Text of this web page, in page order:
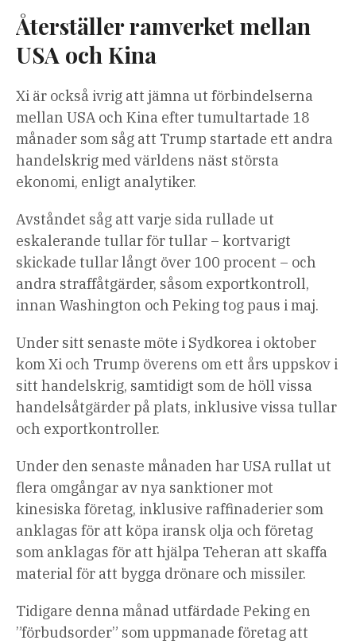
Återställer ramverket mellan
USA och Kina
Xi är också ivrig att jämna ut förbindelserna
mellan USA och Kina efter tumultartade 18
månader som såg att Trump startade ett andra
handelskrig med världens näst största
ekonomi, enligt analytiker.
Avståndet såg att varje sida rullade ut
eskalerande tullar för tullar – kortvarigt
skickade tullar långt över 100 procent – ​​och
andra straffåtgärder, såsom exportkontroll,
innan Washington och Peking tog paus i maj.
Under sitt senaste möte i Sydkorea i oktober
kom Xi och Trump överens om ett års uppskov i
sitt handelskrig, samtidigt som de höll vissa
handelsåtgärder på plats, inklusive vissa tullar
och exportkontroller.
Under den senaste månaden har USA rullat ut
flera omgångar av nya sanktioner mot
kinesiska företag, inklusive raffinaderier som
anklagas för att köpa iransk olja och företag
som anklagas för att hjälpa Teheran att skaffa
material för att bygga drönare och missiler.
Tidigare denna månad utfärdade Peking en
”förbudsorder” som uppmanade företag att